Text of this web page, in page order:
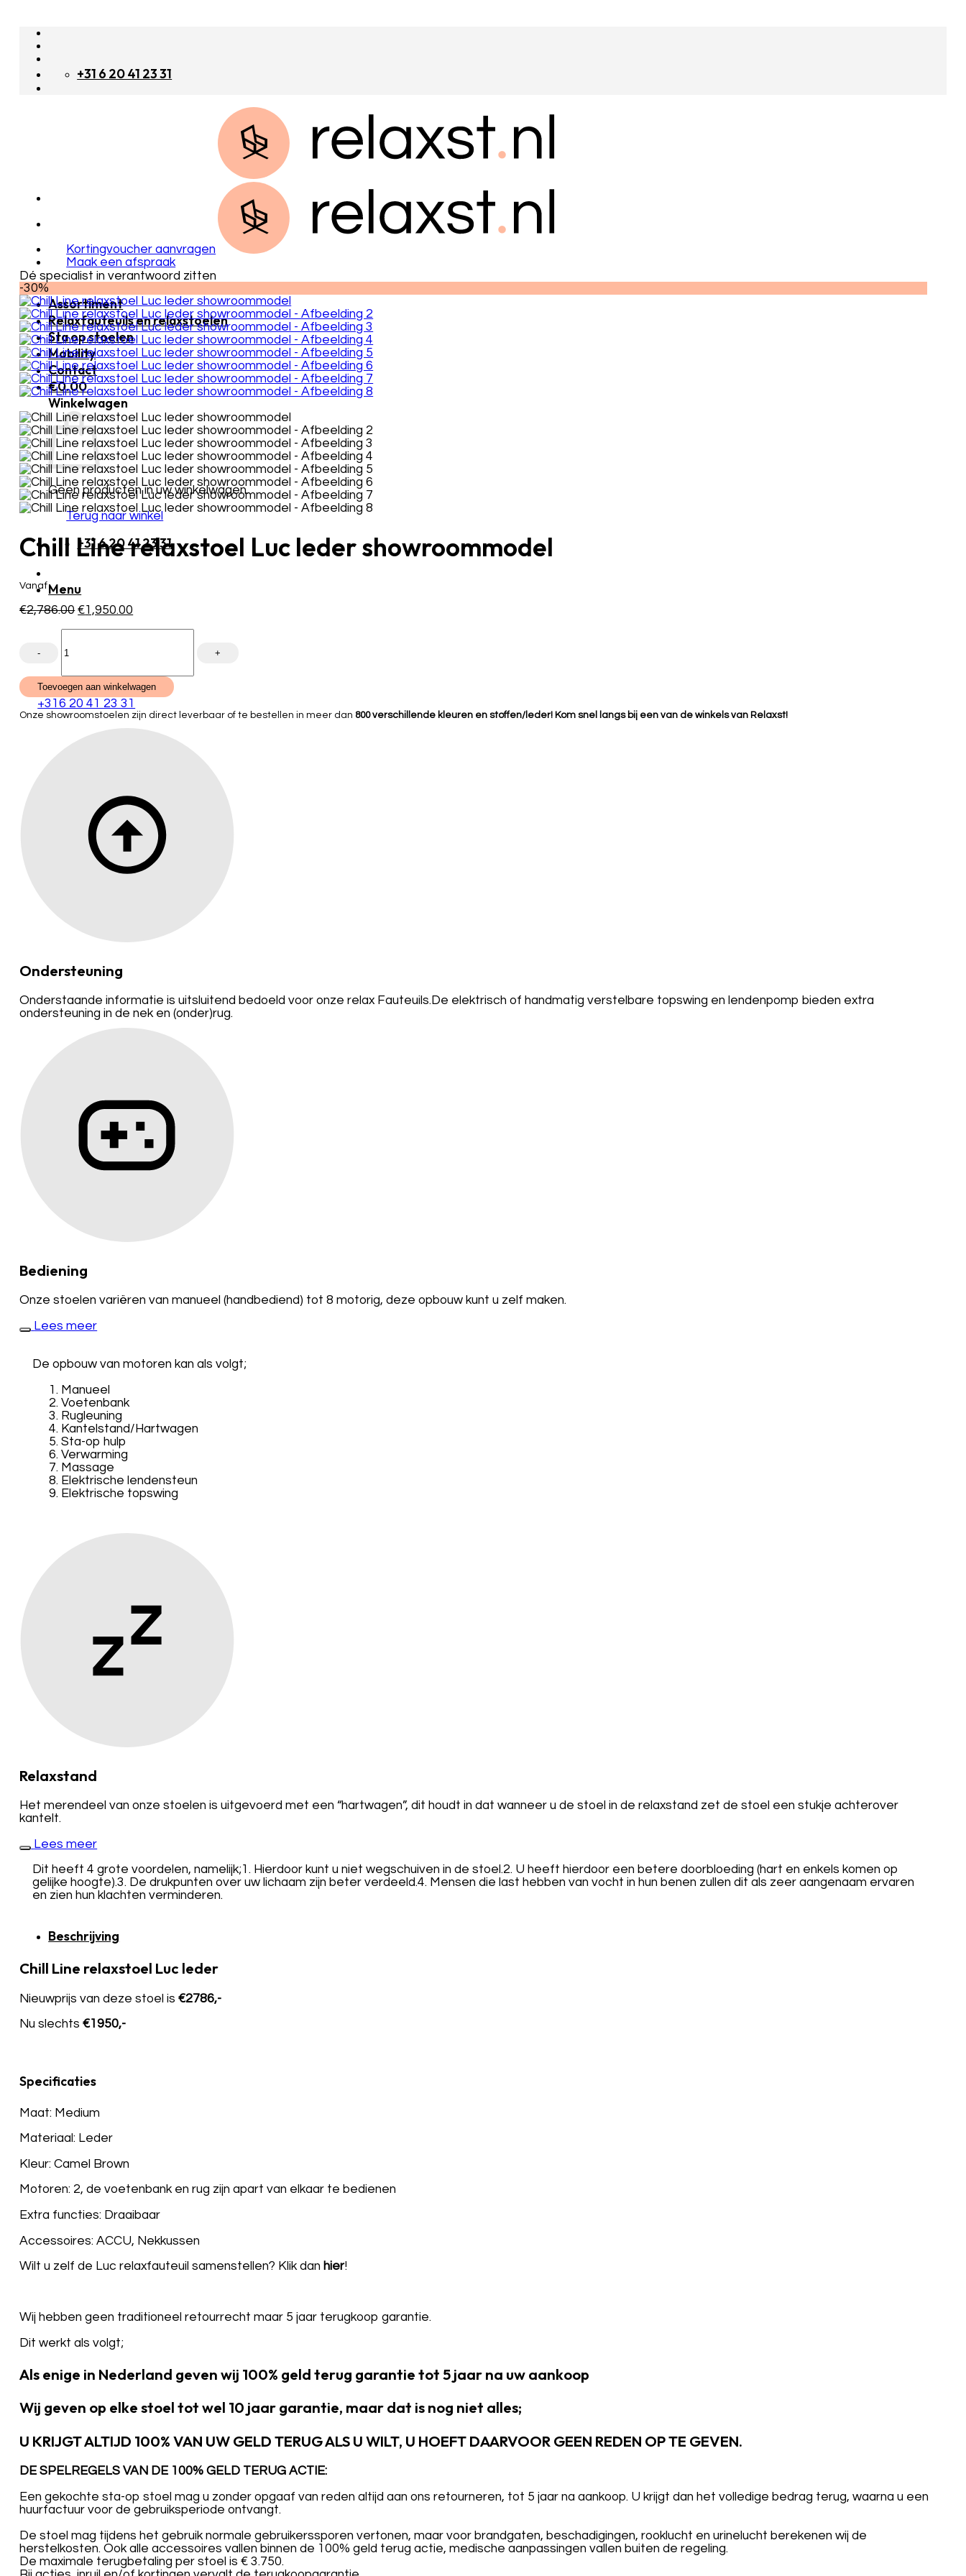
Skip
content
+31 6 20 41 23 31
Dé specialist in verantwoord zitten
Assortiment
Relaxfauteuils en relaxstoelen
Sta op stoelen
Mobility
Contact
€0.00
Winkelwagen
Geen producten in uw winkelwagen.
Terug naar winkel
+31 6 20 41 23 31
Menu
Kortingvoucher aanvragen
Maak een afspraak
-30%
Chill Line relaxstoel Luc leder showroommodel
Vanaf
€2,786.00 Oorspronkelijke
€1,950.00
Line
relaxstoel
Luc
leder
showroommodel
hoeveelheid
Toevoegen aan winkelwagen
+316 20 41 23 31
Onze showroomstoelen zijn direct leverbaar of te bestellen in meer dan 800 verschillende kleuren en stoffen/leder! Kom snel langs bij een van de winkels van Relaxst!
Ondersteuning
Onderstaande informatie is uitsluitend bedoeld voor onze relax Fauteuils.De elektrisch of handmatig verstelbare topswing en lendenpomp bieden extra
ondersteuning in de nek en (onder)rug.
Bediening
Onze stoelen variëren van manueel (handbediend) tot 8 motorig, deze opbouw kunt u zelf maken.
Lees meer
De opbouw van motoren kan als volgt;
Manueel
Voetenbank
Rugleuning
Kantelstand/Hartwagen
Sta-op hulp
Verwarming
Massage
Elektrische lendensteun
Elektrische topswing
Relaxstand
Het merendeel van onze stoelen is uitgevoerd met een “hartwagen”, dit houdt in dat wanneer u de stoel in de relaxstand zet de stoel een stukje achterover
kantelt.
Lees meer
Dit heeft 4 grote voordelen, namelijk;1. Hierdoor kunt u niet wegschuiven in de stoel.2. U heeft hierdoor een betere doorbloeding (hart en enkels komen op
gelijke hoogte).3. De drukpunten over uw lichaam zijn beter verdeeld.4. Mensen die last hebben van vocht in hun benen zullen dit als zeer aangenaam ervaren
en zien hun klachten verminderen.
Beschrijving
Chill Line relaxstoel Luc leder
Nieuwprijs van deze stoel is€2786,-
Nu slechts€1950,-
Specificaties
Maat: Medium
Materiaal: Leder
Kleur: Camel Brown
Motoren: 2, de voetenbank en rug zijn apart van elkaar te bedienen
Extra functies: Draaibaar
Accessoires: ACCU, Nekkussen
Wilt u zelf de Luc relaxfauteuil samenstellen? Klik dan hier!
Wij hebben geen traditioneel retourrecht maar 5 jaar terugkoop garantie.
Dit werkt als volgt;
Als enige in Nederland geven wij 100% geld terug garantie tot 5 jaar na uw aankoop
Wij geven op elke stoel tot wel 10 jaar garantie, maar dat is nog niet alles;
U KRIJGT ALTIJD 100% VAN UW GELD TERUG ALS U WILT, U HOEFT DAARVOOR GEEN REDEN OP TE GEVEN.
DE SPELREGELS VAN DE 100% GELD TERUG ACTIE:
Een gekochte sta-op stoel mag u zonder opgaaf van reden altijd aan ons retourneren, tot 5 jaar na aankoop. U krijgt dan het volledige bedrag terug, waarna u een
huurfactuur voor de gebruiksperiode ontvangt.
De stoel mag tijdens het gebruik normale gebruikerssporen vertonen, maar voor brandgaten, beschadigingen, rooklucht en urinelucht berekenen wij de
herstelkosten. Ook alle accessoires vallen binnen de 100% geld terug actie, medische aanpassingen vallen buiten de regeling.
De maximale terugbetaling per stoel is € 3.750.